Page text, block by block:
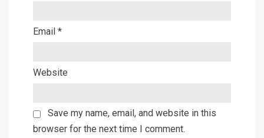
Email *
Website
Save my name, email, and website in this
browser for the next time I comment.